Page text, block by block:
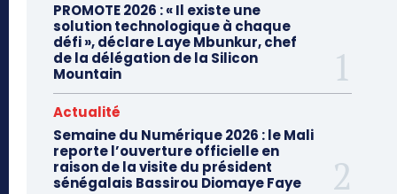
PROMOTE 2026 : « Il existe une
solution technologique à chaque
défi », déclare Laye Mbunkur, chef
de la délégation de la Silicon
Mountain
Actualité
Semaine du Numérique 2026 : le Mali
reporte l’ouverture officielle en
raison de la visite du président
sénégalais Bassirou Diomaye Faye